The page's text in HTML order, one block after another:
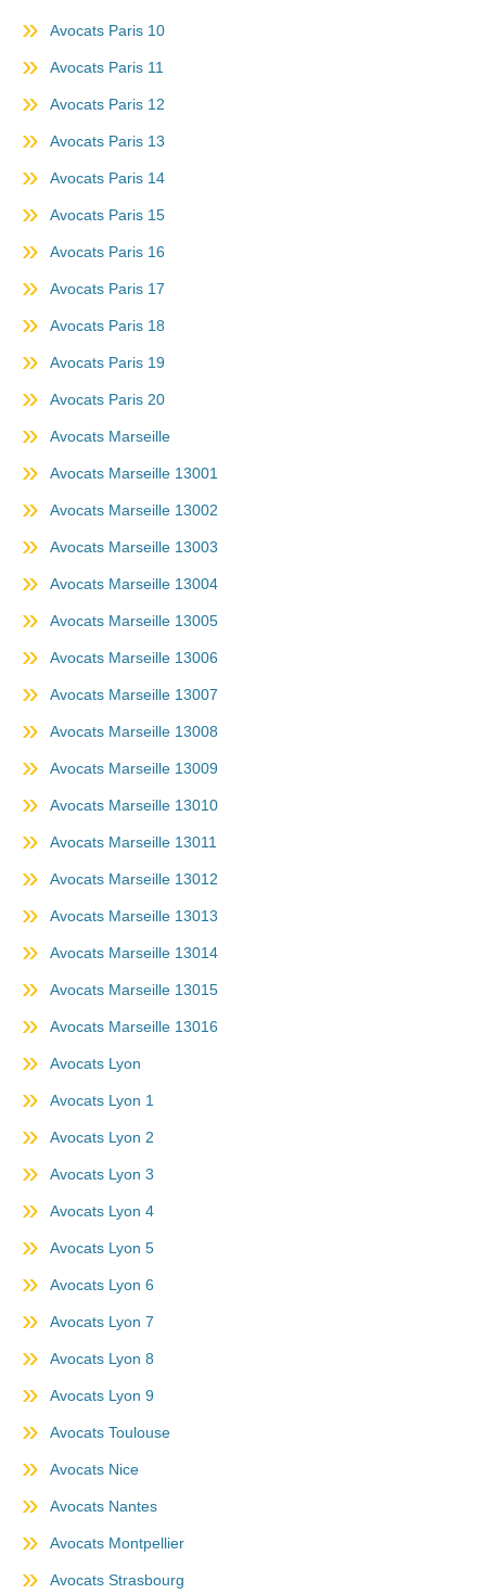
Avocats Paris 10
Avocats Paris 11
Avocats Paris 12
Avocats Paris 13
Avocats Paris 14
Avocats Paris 15
Avocats Paris 16
Avocats Paris 17
Avocats Paris 18
Avocats Paris 19
Avocats Paris 20
Avocats Marseille
Avocats Marseille 13001
Avocats Marseille 13002
Avocats Marseille 13003
Avocats Marseille 13004
Avocats Marseille 13005
Avocats Marseille 13006
Avocats Marseille 13007
Avocats Marseille 13008
Avocats Marseille 13009
Avocats Marseille 13010
Avocats Marseille 13011
Avocats Marseille 13012
Avocats Marseille 13013
Avocats Marseille 13014
Avocats Marseille 13015
Avocats Marseille 13016
Avocats Lyon
Avocats Lyon 1
Avocats Lyon 2
Avocats Lyon 3
Avocats Lyon 4
Avocats Lyon 5
Avocats Lyon 6
Avocats Lyon 7
Avocats Lyon 8
Avocats Lyon 9
Avocats Toulouse
Avocats Nice
Avocats Nantes
Avocats Montpellier
Avocats Strasbourg